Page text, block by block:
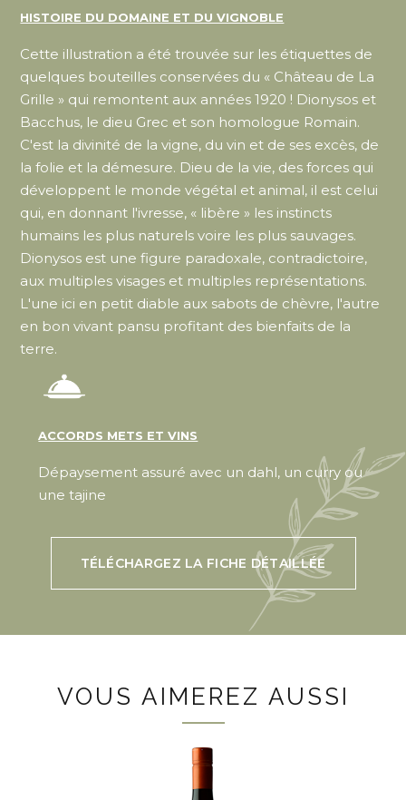
HISTOIRE DU DOMAINE ET DU VIGNOBLE
Cette illustration a été trouvée sur les étiquettes de
quelques bouteilles conservées du « Château de La
Grille » qui remontent aux années 1920 ! Dionysos et
Bacchus, le dieu Grec et son homologue Romain.
C'est la divinité de la vigne, du vin et de ses excès, de
la folie et la démesure. Dieu de la vie, des forces qui
développent le monde végétal et animal, il est celui
qui, en donnant l'ivresse, « libère » les instincts
humains les plus naturels voire les plus sauvages.
Dionysos est une figure paradoxale, contradictoire,
aux multiples visages et multiples représentations.
L'une ici en petit diable aux sabots de chèvre, l'autre
en bon vivant pansu profitant des bienfaits de la
terre.
ACCORDS METS ET VINS
Dépaysement assuré avec un dahl, un curry ou
une tajine
TÉLÉCHARGEZ LA FICHE DÉTAILLÉE
VOUS AIMEREZ AUSSI